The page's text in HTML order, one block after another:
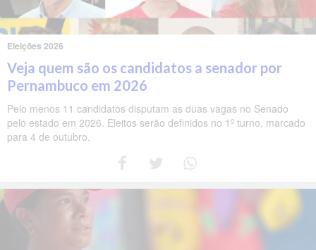
Eleições 2026
Veja quem são os candidatos a senador por
Pernambuco em 2026
Pelo menos 11 candidatos disputam as duas vagas no Senado
pelo estado em 2026. Eleitos serão definidos no 1º turno, marcado
para 4 de outubro.